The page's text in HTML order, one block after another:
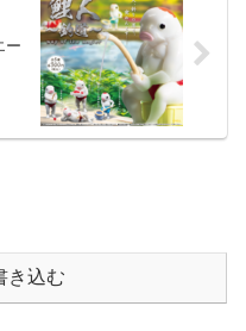
ー
き込む